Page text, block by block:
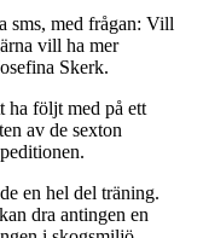
sms, med frågan: Vill
vill ha mer
Skerk.
ha följt med på ett
av de sexton
en hel del träning.
dra antingen en